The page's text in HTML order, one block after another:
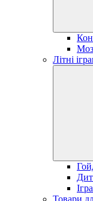
Літні
Товари